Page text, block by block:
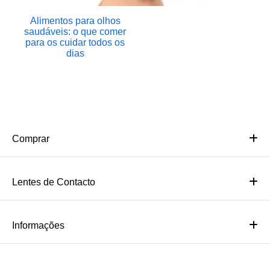
Alimentos para olhos
saudáveis: o que comer
para os cuidar todos os
dias
Comprar
Lentes de Contacto
Informações